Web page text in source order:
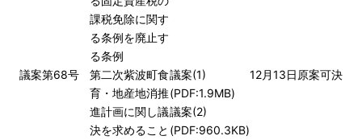
課税免除に関す
る条例を廃止す
る条例
議案第68号
第二次紫波町食
育・地産地消推
進計画に関し議
決を求めること
議案(1)
(PDF:1.9MB)
議案(2)
(PDF:960.3KB)
12月13日 原案可決